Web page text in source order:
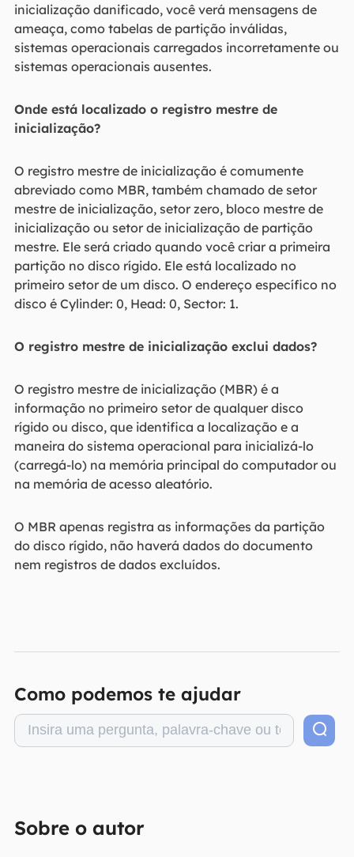
inicialização danificado, você verá mensagens de
ameaça, como tabelas de partição inválidas,
sistemas operacionais carregados incorretamente ou
sistemas operacionais ausentes.
Onde está localizado o registro mestre de
inicialização?
O registro mestre de inicialização é comumente
abreviado como MBR, também chamado de setor
mestre de inicialização, setor zero, bloco mestre de
inicialização ou setor de inicialização de partição
mestre. Ele será criado quando você criar a primeira
partição no disco rígido. Ele está localizado no
primeiro setor de um disco. O endereço específico no
disco é Cylinder: 0, Head: 0, Sector: 1.
O registro mestre de inicializaçãoexclui dados?
O registro mestre de inicialização (MBR) é a
informação no primeiro setor de qualquer disco
rígido ou disco, que identifica a localização e a
maneira do sistema operacional para inicializá-lo
(carregá-lo) na memória principal do computador ou
na memória de acesso aleatório.
O MBR apenas registra as informações da partição
do disco rígido, não haverá dados do documento
nem registros de dados excluídos.
Como podemos te ajudar
Sobre o autor